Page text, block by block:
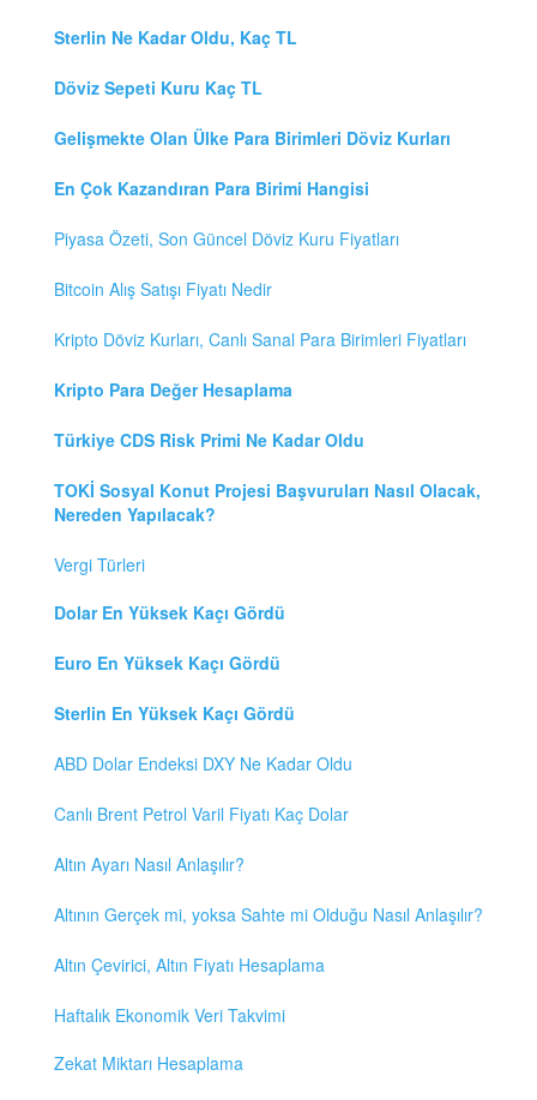
Sterlin Ne Kadar Oldu, Kaç TL
Döviz Sepeti Kuru Kaç TL
Gelişmekte Olan Ülke Para Birimleri Döviz Kurları
En Çok Kazandıran Para Birimi Hangisi
Piyasa Özeti, Son Güncel Döviz Kuru Fiyatları
Bitcoin Alış Satışı Fiyatı Nedir
Kripto Döviz Kurları, Canlı Sanal Para Birimleri Fiyatları
Kripto Para Değer Hesaplama
Türkiye CDS Risk Primi Ne Kadar Oldu
TOKİ Sosyal Konut Projesi Başvuruları Nasıl Olacak,
Nereden Yapılacak?
Vergi Türleri
Dolar En Yüksek Kaçı Gördü
Euro En Yüksek Kaçı Gördü
Sterlin En Yüksek Kaçı Gördü
ABD Dolar Endeksi DXY Ne Kadar Oldu
Canlı Brent Petrol Varil Fiyatı Kaç Dolar
Altın Ayarı Nasıl Anlaşılır?
Altının Gerçek mi, yoksa Sahte mi Olduğu Nasıl Anlaşılır?
Altın Çevirici, Altın Fiyatı Hesaplama
Haftalık Ekonomik Veri Takvimi
Zekat Miktarı Hesaplama